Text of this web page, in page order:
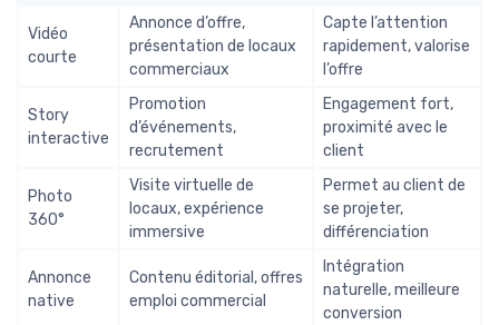
Vidéo
courte
Annonce d’offre,
présentation de locaux
commerciaux
Capte l’attention
rapidement, valorise
l’offre
Story
interactive
Promotion
d’événements,
recrutement
Engagement fort,
proximité avec le
client
Photo
360°
Visite virtuelle de
locaux, expérience
immersive
Permet au client de
se projeter,
différenciation
Annonce
native
Contenu éditorial, offres
emploi commercial
Intégration
naturelle, meilleure
conversion